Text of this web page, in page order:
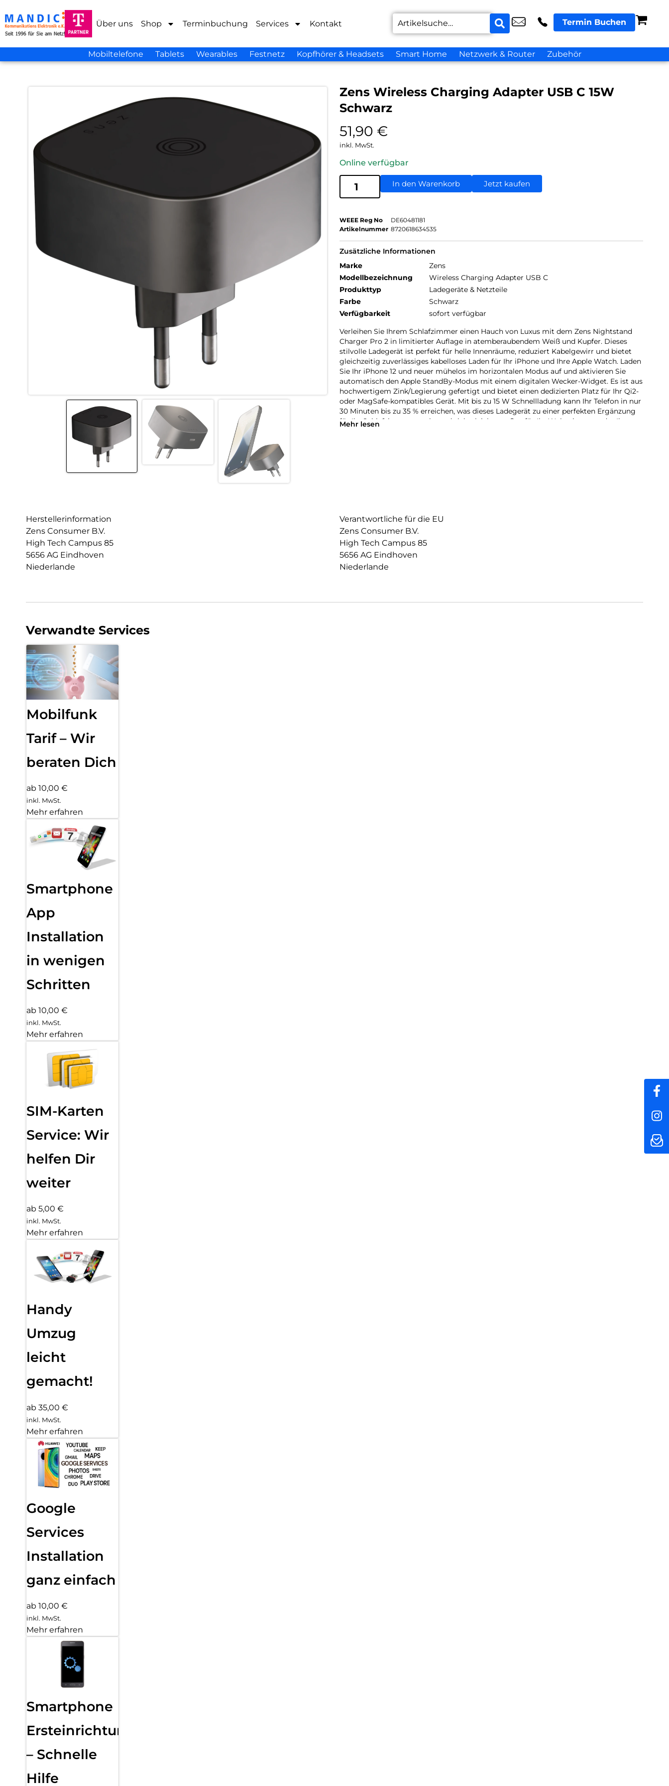
Über uns Shop Terminbuchung Services Kontakt Termin Buchen
Mobiltelefone Tablets Wearables Festnetz Kopfhörer & Headsets Smart Home Netzwerk & Router Zubehör
Zens Wireless Charging Adapter USB C 15W
Schwarz
51,90 €
inkl. MwSt.
Online verfügbar
In den Warenkorb Jetzt kaufen
WEEE Reg No
DE60481181
Artikelnummer 8720618634535
Zusätzliche Informationen
Marke
Zens
Modellbezeichnung
Wireless Charging Adapter USB C
Produkttyp
Ladegeräte & Netzteile
Farbe
Schwarz
Verfügbarkeit
sofort verfügbar
Verleihen Sie Ihrem Schlafzimmer einen Hauch von Luxus mit dem Zens Nightstand
Charger Pro 2 in limitierter Auflage in atemberaubendem Weiß und Kupfer. Dieses
stilvolle Ladegerät ist perfekt für helle Innenräume, reduziert Kabelgewirr und bietet
gleichzeitig zuverlässiges kabelloses Laden für Ihr iPhone und Ihre Apple Watch. Laden
Sie Ihr iPhone 12 und neuer mühelos im horizontalen Modus auf und aktivieren Sie
automatisch den Apple StandBy-Modus mit einem digitalen Wecker-Widget. Es ist aus
hochwertigem Zink/Legierung gefertigt und bietet einen dedizierten Platz für Ihr Qi2-
oder MagSafe-kompatibles Gerät. Mit bis zu 15 W Schnellladung kann Ihr Telefon in nur
30 Minuten bis zu 35 % erreichen, was dieses Ladegerät zu einer perfekten Ergänzung
für Ihr Schlafzimmer macht und sich gleichermaßen für Ihr Wohnzimmer oder Ihr
Mehr lesen
Herstellerinformation
Zens Consumer B.V.
High Tech Campus 85
5656 AG Eindhoven
Niederlande
Verantwortliche für die EU
Zens Consumer B.V.
High Tech Campus 85
5656 AG Eindhoven
Niederlande
Verwandte Services
Mobilfunk
Tarif – Wir
beraten Dich
ab 10,00 €
inkl. MwSt.
Mehr erfahren
Smartphone
App
Installation
in wenigen
Schritten
ab 10,00 €
inkl. MwSt.
Mehr erfahren
SIM-Karten
Service: Wir
helfen Dir
weiter
ab 5,00 €
inkl. MwSt.
Mehr erfahren
Handy
Umzug
leicht
gemacht!
ab 35,00 €
inkl. MwSt.
Mehr erfahren
Google
Services
Installation
ganz einfach
ab 10,00 €
inkl. MwSt.
Mehr erfahren
Smartphone
Ersteinrichtung
– Schnelle
Hilfe